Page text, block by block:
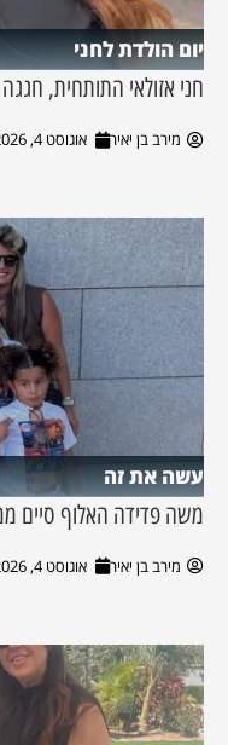
יום הולדת לחני
חני אזולאי התותחית,
מירב בן יאיר אוגוסט 4, 2026
עשה את זה
משה פדידה האלוף סיים
מירב בן יאיר אוגוסט 4, 2026